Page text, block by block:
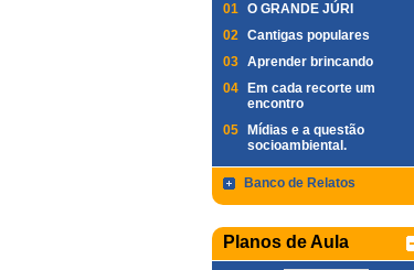
01 O GRANDE JÚRI
02 Cantigas populares
03 Aprender brincando
04
Em cada recorte um
encontro
05
Mídias e a questão
socioambiental.
Banco de Relatos
Planos de Aula